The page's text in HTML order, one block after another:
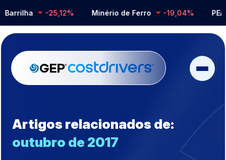
-25,12% Minério de Ferro -19,04% PEAD
Artigos relacionados de:
outubro de 2017